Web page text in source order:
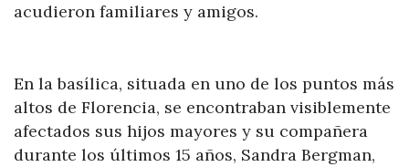
acudieron familiares y amigos.
En la basílica, situada en uno de los puntos más
altos de Florencia, se encontraban visiblemente
afectados sus hijos mayores y su compañera
durante los últimos 15 años, Sandra Bergman,